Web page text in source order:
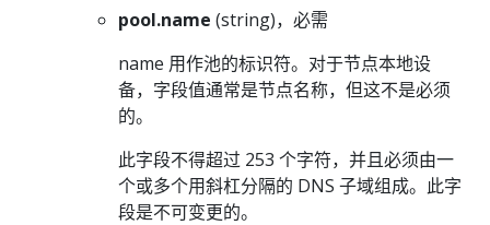
pool.name (string)，必需
name 用作池的标识符。对于节点本地设
备，字段值通常是节点名称，但这不是必须
的。
此字段不得超过 253 个字符，并且必须由一
个或多个用斜杠分隔的 DNS 子域组成。此字
段是不可变更的。